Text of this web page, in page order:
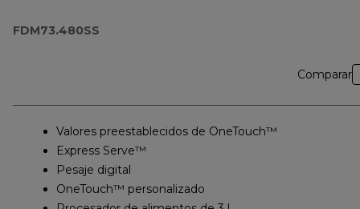
FDM73.480SS
FDM73.480SS
Comparar
Valores preestablecidos de OneTouch™
Express Serve™
Pesaje digital
OneTouch™ personalizado